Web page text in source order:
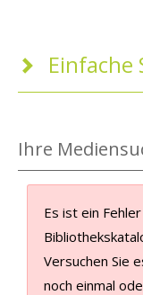
Einfache
Ihre
Es ist ein
Versuchen Sie
noch einmal